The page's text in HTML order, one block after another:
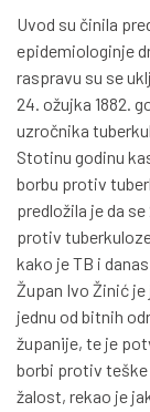
Uvod su činila
epidemiologinje
raspravu su se
24. ožujka 1882.
uzročnika
Stotinu godinu
borbu protiv
predložila je da
protiv
kako je TB i
Župan Ivo Žinić
jednu od bitnih
županije, te je
borbi protiv teške
žalost, rekao je